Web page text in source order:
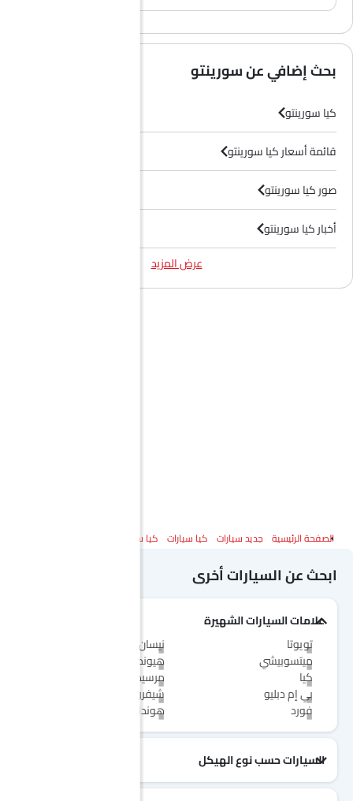
بحث إضافي عن سورينتو
كيا سورينتو
قائمة أسعار كيا سورينتو
صور كيا سورينتو
أخبار كيا سورينتو
عرض المزيد
الصفحة الرئيسية جديد سيارات كيا سيارات كيا سورينتو
ابحث عن السيارات أخرى
علامات السيارات الشهيرة
تويوتا
نيسان
ميتسوبيشي
هيونداي
كيا
مرسيدس-بنز
بي إم دبليو
شيفروليه
فورد
هوندا
السيارات حسب نوع الهيكل